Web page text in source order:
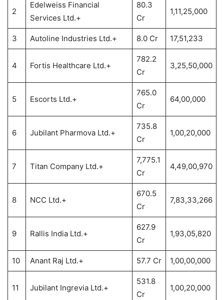
2
Edelweiss Financial
Services Ltd.+
80.3
Cr
1,11,25,000
3 Autoline Industries Ltd.+ 8.0 Cr 17,51,233
4 Fortis Healthcare Ltd.+
782.2
Cr
3,25,50,000
5 Escorts Ltd.+
765.0
Cr
64,00,000
6 Jubilant Pharmova Ltd.+
735.8
Cr
1,00,20,000
7 Titan Company Ltd.+
7,775.1
Cr
4,49,00,970
8 NCC Ltd.+
670.5
Cr
7,83,33,266
9 Rallis India Ltd.+
627.9
Cr
1,93,05,820
10 Anant Raj Ltd.+ 57.7 Cr 1,00,00,000
11 Jubilant Ingrevia Ltd.+
531.8
Cr
1,00,20,000